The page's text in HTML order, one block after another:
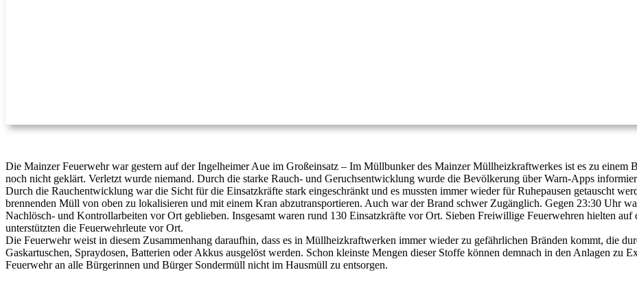
Die Mainzer Feuerwehr war gestern auf der Ingelheimer Aue im Großeinsatz – Im Müllbunker des Mainzer Müllheizkraftwerkes ist es zu einem
noch nicht geklärt. Verletzt wurde niemand. Durch die starke Rauch- und Geruchsentwicklung wurde die Bevölkerung über Warn-Apps
Durch die Rauchentwicklung war die Sicht für die Einsatzkräfte stark eingeschränkt und es mussten immer wieder für Ruhepausen getauscht
brennenden Müll von oben zu lokalisieren und mit einem Kran abzutransportieren. Auch war der Brand schwer Zugänglich. Gegen 23:30 Uhr
Nachlösch- und Kontrollarbeiten vor Ort geblieben. Insgesamt waren rund 130 Einsatzkräfte vor Ort. Sieben Freiwillige Feuerwehren hielten
unterstützten die Feuerwehrleute vor Ort.
Die Feuerwehr weist in diesem Zusammenhang daraufhin, dass es in Müllheizkraftwerken immer wieder zu gefährlichen Bränden kommt, die
Gaskartuschen, Spraydosen, Batterien oder Akkus ausgelöst werden. Schon kleinste Mengen dieser Stoffe können demnach in den Anlagen zu
Feuerwehr an alle Bürgerinnen und Bürger Sondermüll nicht im Hausmüll zu entsorgen.